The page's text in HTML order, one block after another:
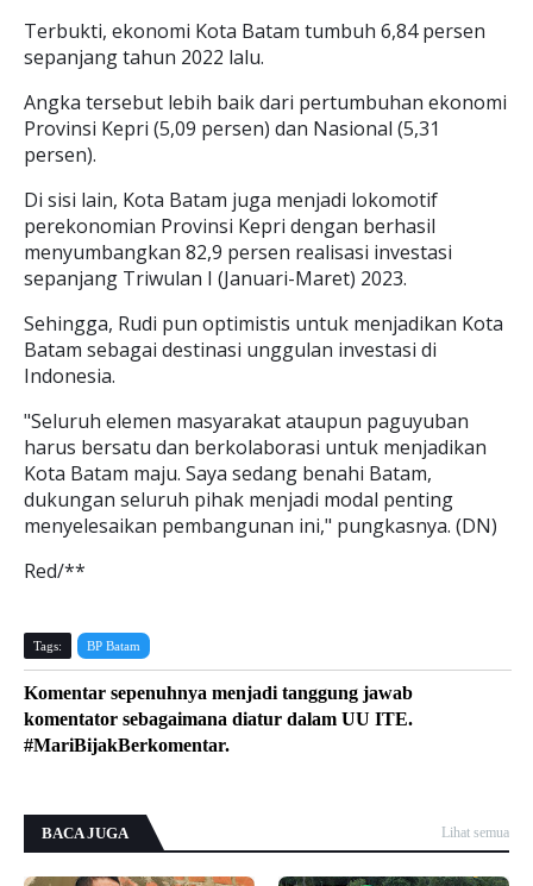
Terbukti, ekonomi Kota Batam tumbuh 6,84 persen
sepanjang tahun 2022 lalu.
Angka tersebut lebih baik dari pertumbuhan ekonomi
Provinsi Kepri (5,09 persen) dan Nasional (5,31
persen).
Di sisi lain, Kota Batam juga menjadi lokomotif
perekonomian Provinsi Kepri dengan berhasil
menyumbangkan 82,9 persen realisasi investasi
sepanjang Triwulan I (Januari-Maret) 2023.
Sehingga, Rudi pun optimistis untuk menjadikan Kota
Batam sebagai destinasi unggulan investasi di
Indonesia.
"Seluruh elemen masyarakat ataupun paguyuban
harus bersatu dan berkolaborasi untuk menjadikan
Kota Batam maju. Saya sedang benahi Batam,
dukungan seluruh pihak menjadi modal penting
menyelesaikan pembangunan ini," pungkasnya. (DN)
Red/**
Tags: BP Batam
Komentar sepenuhnya menjadi tanggung jawab
komentator sebagaimana diatur dalam UU ITE.
#MariBijakBerkomentar.
BACA JUGA Lihat semua